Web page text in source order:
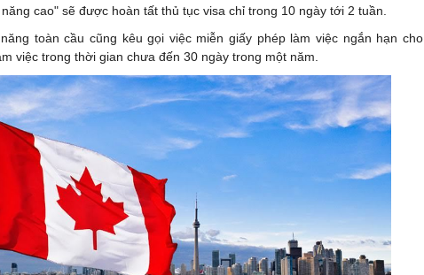
cao" sẽ được hoàn tất thủ tục visa chỉ trong 10 ngày tới 2 tuần.
toàn cầu cũng kêu gọi việc miễn giấy phép làm việc ngắn hạn cho
việc trong thời gian chưa đến 30 ngày trong một năm.